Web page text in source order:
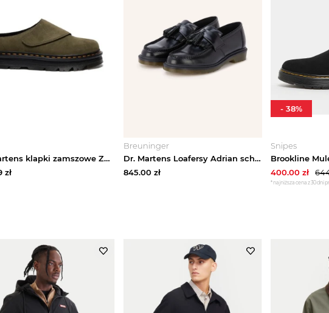
Dr. Martens klapki zamszowe ZebZag AnyWair Mule
zł
Breuninger
Dr. Martens Loafersy Adrian schwarz CZARNY
845.00zł
Snipes
400.00 zł
*najniższa cena z 30 dni
-38%